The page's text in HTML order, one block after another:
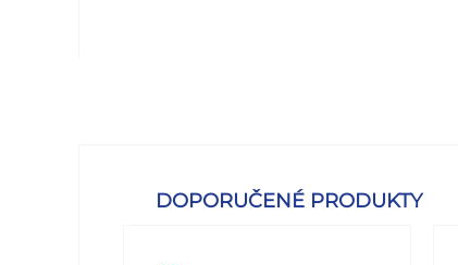
DOPORUČENÉ PRODUKTY